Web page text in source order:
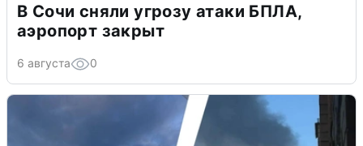
В Сочи сняли угрозу атаки БПЛА,
аэропорт закрыт
6 августа 0